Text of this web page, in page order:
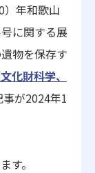
人本部
）年和歌山
に関する展
物を保存す
化財科学、
が2024年1
す。